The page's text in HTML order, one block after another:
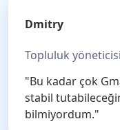
Dmitry
Topluluk yöneticisi
"Bu kadar çok
stabil
bilmiyordum."